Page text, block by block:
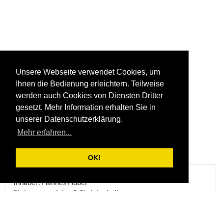
Unsere Webseite verwendet Cookies, um
Ihnen die Bedienung erleichtern. Teilweise
werden auch Cookies von Diensten Dritter
gesetzt. Mehr Information erhalten Sie in
unserer Datenschutzerklärung.
Mehr erfahren...
OK!
Inhaber: Hannes Huber
Steinmetzmeister & Steintechniker